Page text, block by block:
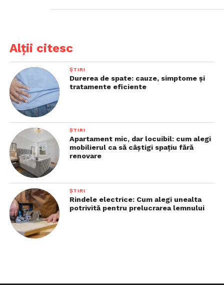
Alții citesc
ȘTIRI
Durerea de spate: cauze, simptome și
tratamente eficiente
ȘTIRI
Apartament mic, dar locuibil: cum alegi
mobilierul ca să câștigi spațiu fără
renovare
ȘTIRI
Rindele electrice: Cum alegi unealta
potrivită pentru prelucrarea lemnului